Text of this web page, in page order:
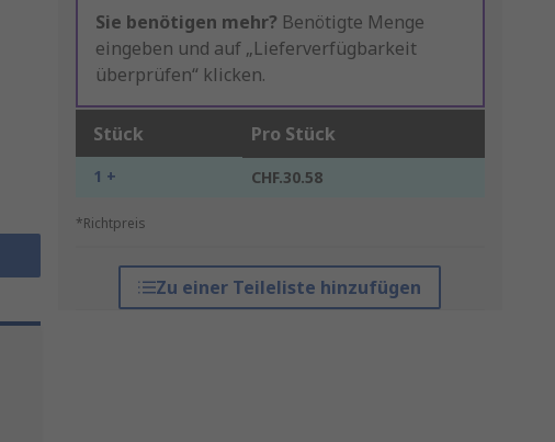
Sie benötigen mehr? Benötigte Menge
eingeben und auf „Lieferverfügbarkeit
überprüfen“ klicken.
Stück Pro Stück
1 + CHF.30.58
*Richtpreis
Zu einer Teileliste hinzufügen